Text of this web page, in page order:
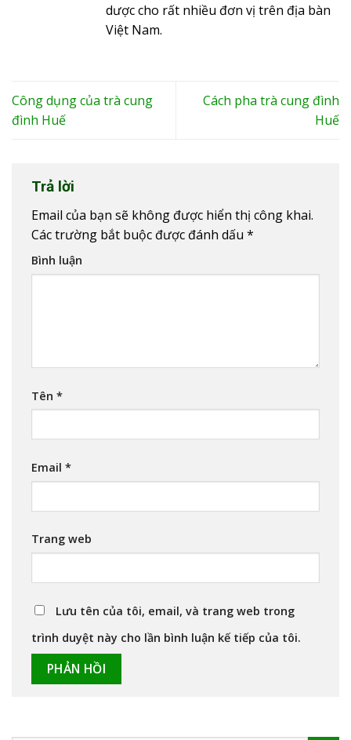
dược cho rất nhiều đơn vị trên địa bàn
Việt Nam.
Công dụng của trà cung
đình Huế
Cách pha trà cung đình
Huế
Trả lời
Email của bạn sẽ không được hiển thị công khai.
Các trường bắt buộc được đánh dấu *
Bình luận
Tên *
Email *
Trang web
Lưu tên của tôi, email, và trang web trong
trình duyệt này cho lần bình luận kế tiếp của tôi.